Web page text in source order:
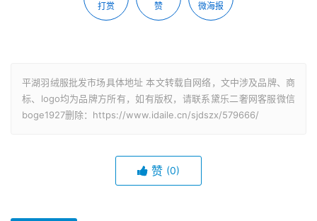
打赏 赞 微海报
平湖羽绒服批发市场具体地址 本文转载自网络，文中涉及品牌、商
标、logo均为品牌方所有，如有版权，请联系黛乐二奢网客服微信
boge1927删除：https://www.idaile.cn/sjdszx/579666/
赞 (0)